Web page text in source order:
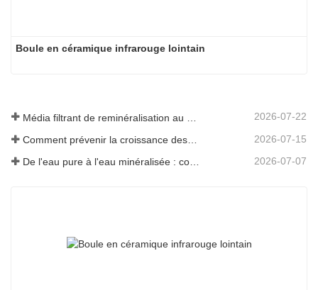
Boule en céramique infrarouge lointain
2026-07-22
2026-07-15
2026-07-07